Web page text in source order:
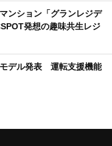
ンション「グランレジデ
発想の趣味共生レジ
デル発表 運転支援機能